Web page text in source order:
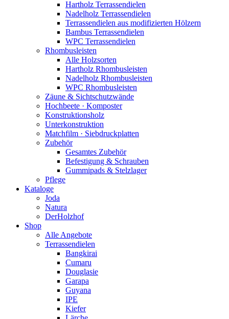
Hartholz Terrassendielen
Nadelholz Terrassendielen
Terrassendielen aus modifizierten Hölzern
Bambus Terrassendielen
WPC Terrassendielen
Rhombusleisten
Alle Holzsorten
Hartholz Rhombusleisten
Nadelholz Rhombusleisten
WPC Rhombusleisten
Zäune & Sichtschutzwände
Hochbeete · Komposter
Konstruktionsholz
Unterkonstruktion
Matchfilm · Siebdruckplatten
Zubehör
Gesamtes Zubehör
Befestigung & Schrauben
Gummipads & Stelzlager
Pflege
Kataloge
Joda
Natura
DerHolzhof
Shop
Alle Angebote
Terrassendielen
Bangkirai
Cumaru
Douglasie
Garapa
Guyana
IPE
Kiefer